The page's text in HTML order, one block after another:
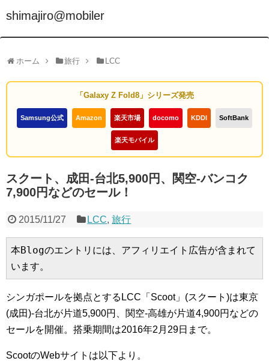
shimajiro@mobiler
ホーム 旅行 LCC
「Galaxy Z Fold8」シリーズ発売
Samsung公式 Amazon 楽天市場 docomo KDDI SoftBank
楽天モバイル
スクート、成田-台北5,900円、関空-バンコク
7,900円などのセール！
2015/11/27 LCC,旅行
本Blogのエントリには、アフィリエイト広告が含まれて
います。
シンガポールを拠点とするLCC「Scoot」(スクート)は東京
(成田)-台北が片道5,900円、関空-高雄が片道4,900円などの
セールを開催。搭乗期間は2016年2月29日まで。
ScootのWebサイトは以下より。